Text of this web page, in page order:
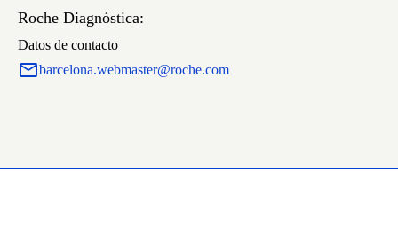
Roche Diagnóstica:
Datos de contacto
barcelona.webmaster@roche.com